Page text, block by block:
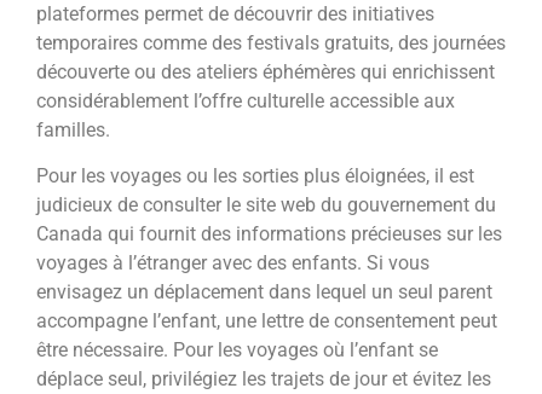
plateformes permet de découvrir des initiatives
temporaires comme des festivals gratuits, des journées
découverte ou des ateliers éphémères qui enrichissent
considérablement l’offre culturelle accessible aux
familles.
Pour les voyages ou les sorties plus éloignées, il est
judicieux de consulter le site web du gouvernement du
Canada qui fournit des informations précieuses sur les
voyages à l’étranger avec des enfants. Si vous
envisagez un déplacement dans lequel un seul parent
accompagne l’enfant, une lettre de consentement peut
être nécessaire. Pour les voyages où l’enfant se
déplace seul, privilégiez les trajets de jour et évitez les